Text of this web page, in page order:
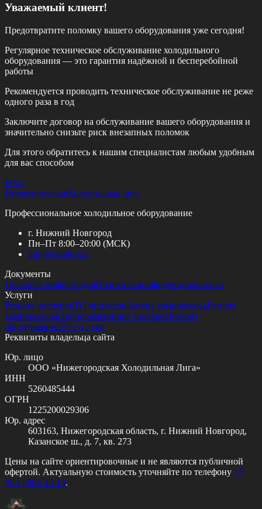
Уважаемый клиент!
Предотвратите поломку вашего оборудования уже сегодня!
Регулярное техническое обслуживание холодильного
оборудования — это гарантия надёжной и бесперебойной
работы
Рекомендуется проводить техническое обслуживание не реже
одного раза в год
Заключите договор на обслуживание вашего оборудования и
значительно снизьте риск внезапных поломок
Для этого обратитесь к нашим специалистам любым удобным
для вас способом
НХЛ
НижегородскаяХолодильная лига
Профессиональное холодильное оборудование
г. Нижний Новгород
Пн–Пт 8:00–20:00 (МСК)
info@nizhhol.ru
Документы
Правовая информацияПолитика конфиденциальности
Услуги
Ремонт чиллеровТО чиллеровЗамена компрессораРемонт
компрессоровТеплообменники чиллеровРемонт
оборудованияВсе услуги
Реквизиты владельца сайта
Юр. лицо
ООО «Нижегородская Холодильная Лига»
ИНН
5260485444
ОГРН
1225200029306
Юр. адрес
603163, Нижегородская область, г. Нижний Новгород,
Казанское ш., д. 7, кв. 273
Цены на сайте ориентировочные и не являются публичной
офертой. Актуальную стоимость уточняйте по телефону +7
(951) 908-42-13.